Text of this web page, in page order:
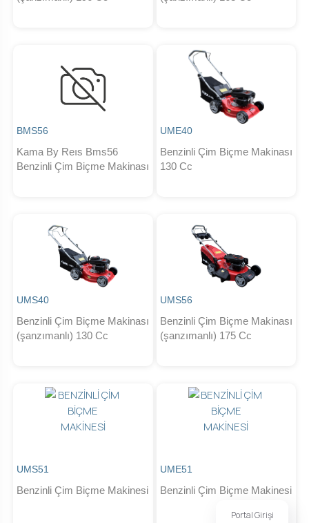
BMS56
Kama By Reıs Bms56
Benzinli Çim Biçme Makinası
UME40
Benzinli Çim Biçme Makinası
130 Cc
UMS40
Benzinli Çim Biçme Makinası
(şanzımanlı) 130 Cc
UMS56
Benzinli Çim Biçme Makinası
(şanzımanlı) 175 Cc
UMS51
Benzinli Çim Biçme Makinesi
UME51
Benzinli Çim Biçme Makinesi
Portal Girişi